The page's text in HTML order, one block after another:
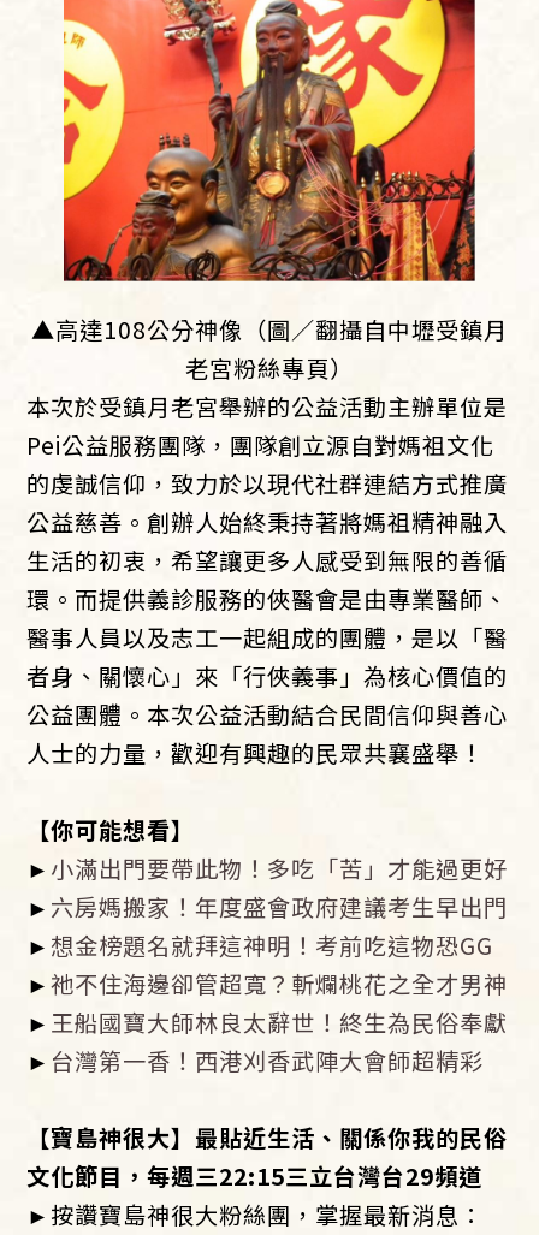
▲高達108公分神像（圖／翻攝自中壢受鎮月
老宮粉絲專頁）
本次於受鎮月老宮舉辦的公益活動主辦單位是
Pei公益服務團隊，團隊創立源自對媽祖文化
的虔誠信仰，致力於以現代社群連結方式推廣
公益慈善。創辦人始終秉持著將媽祖精神融入
生活的初衷，希望讓更多人感受到無限的善循
環。而提供義診服務的俠醫會是由專業醫師、
醫事人員以及志工一起組成的團體，是以「醫
者身、關懷心」來「行俠義事」為核心價值的
公益團體。本次公益活動結合民間信仰與善心
人士的力量，歡迎有興趣的民眾共襄盛舉！
【你可能想看】
► 小滿出門要帶此物！多吃「苦」才能過更好
► 六房媽搬家！年度盛會政府建議考生早出門
► 想金榜題名就拜這神明！考前吃這物恐GG
►祂不住海邊卻管超寬？斬爛桃花之全才男神
► 王船國寶大師林良太辭世！終生為民俗奉獻
► 台灣第一香！西港刈香武陣大會師超精彩
​【寶島神很大】最貼近生活、關係你我的民俗
文化節目，每週三22:15三立台灣台29頻道
►按讚寶島神很大粉絲團，掌握最新消息：